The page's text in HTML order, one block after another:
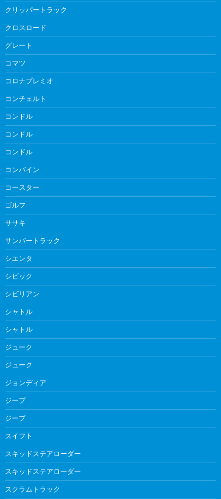
クリッパートラック
クロスロード
グレート
コマツ
コロナプレミオ
コンチェルト
コンドル
コンドル
コンドル
コンバイン
コースター
ゴルフ
ササキ
サンバートラック
シエンタ
シビック
シビリアン
シャトル
シャトル
ジューク
ジューク
ジョンディア
ジープ
ジープ
スイフト
スキッドステアローダー
スキッドステアローダー
スクラムトラック